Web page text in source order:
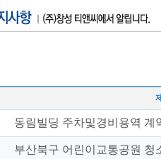
동림빌딩 주차및경비용역 계
부산북구 어린이교통공원 청